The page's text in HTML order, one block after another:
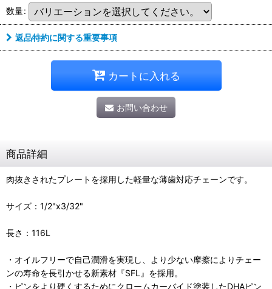
数量:
返品特約に関する重要事項
カートに入れる
お問い合わせ
商品詳細
肉抜きされたプレートを採用した軽量な薄歯対応チェーンです。
サイズ：1/2"x3/32"
長さ：116L
・オイルフリーで自己潤滑を実現し、より少ない摩擦によりチェー
ンの寿命を長引かせる新素材『SFL』を採用。
・ピンをより硬くするためにクロームカーバイド塗装したDHAピン